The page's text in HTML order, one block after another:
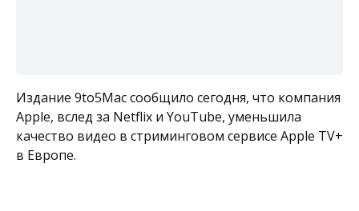
Издание 9to5Mac сообщило сегодня, что компания
Apple, вслед за Netflix и YouTube, уменьшила
качество видео в стриминговом сервисе Apple TV+
в Европе.